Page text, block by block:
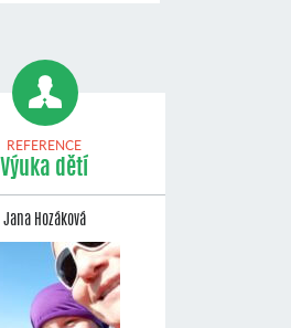
REFERENCE
Výuka dětí
Jana Hozáková